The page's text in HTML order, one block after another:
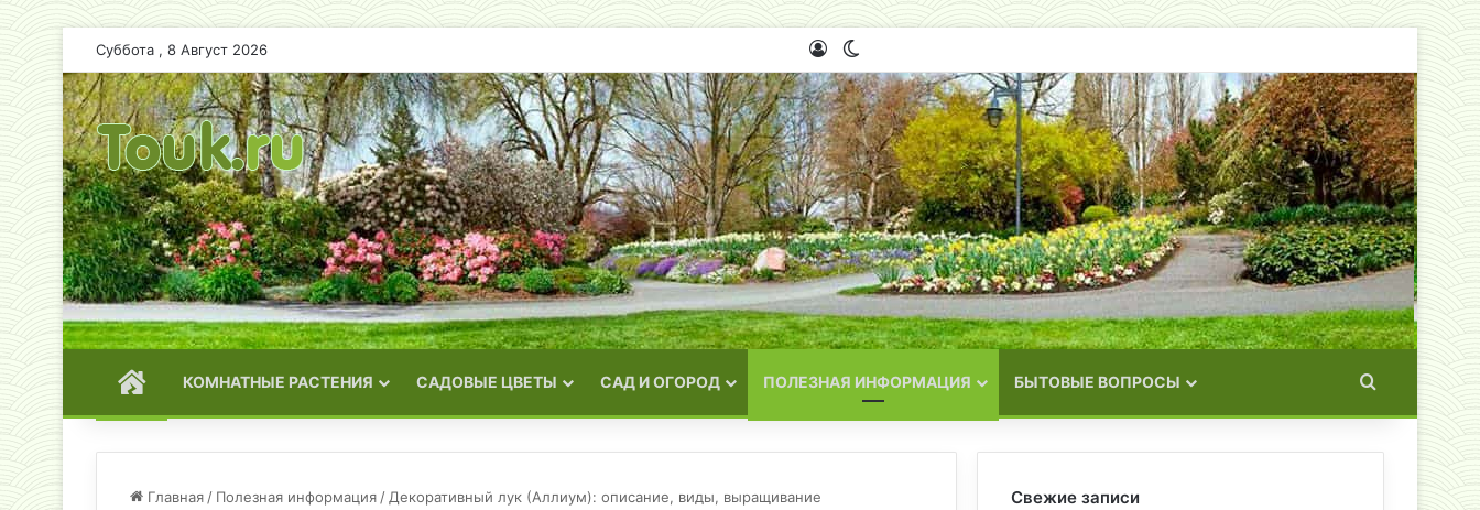
Суббота , 8 Август 2026 Войти
ГЛАВНАЯКОМНАТНЫЕ РАСТЕНИЯ САДОВЫЕ ЦВЕТЫ САД И ОГОРОД ПОЛЕЗНАЯ ИНФОРМАЦИЯ БЫТОВЫЕ ВОПРОСЫ Искать
Главная / Полезная информация / Декоративный лук (Аллиум): описание, виды, выращивание Свежие записи